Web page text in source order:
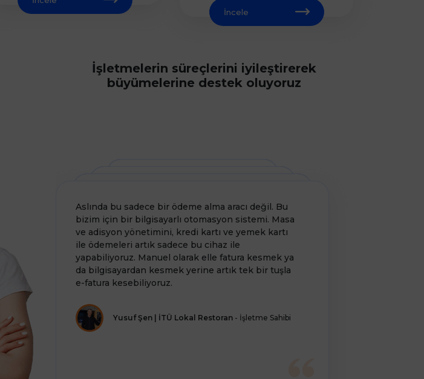
İncele
İşletmelerin süreçlerini iyileştirerek
büyümelerine destek oluyoruz
Aslında bu sadece bir ödeme alma aracı değil. Bu
bizim için bir bilgisayarlı otomasyon sistemi. Masa
ve adisyon yönetimini, kredi kartı ve yemek kartı
ile ödemeleri artık sadece bu cihaz ile
yapabiliyoruz. Manuel olarak elle fatura kesmek ya
da bilgisayardan kesmek yerine artık tek bir tuşla
e-fatura kesebiliyoruz.
Yusuf Şen | İTÜ Lokal Restoran - İşletme Sahibi